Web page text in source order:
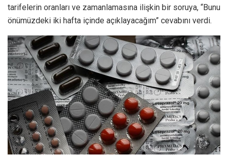
tarifelerin oranları ve zamanlamasına ilişkin bir soruya, “Bunu
önümüzdeki iki hafta içinde açıklayacağım” cevabını verdi.